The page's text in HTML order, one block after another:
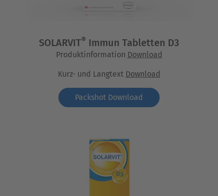
SOLARVIT® Immun Tabletten D3
Produktinformation Download
Kurz- und Langtext Download
Packshot Download